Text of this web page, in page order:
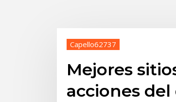
Capello62737
Mejores
acciones del